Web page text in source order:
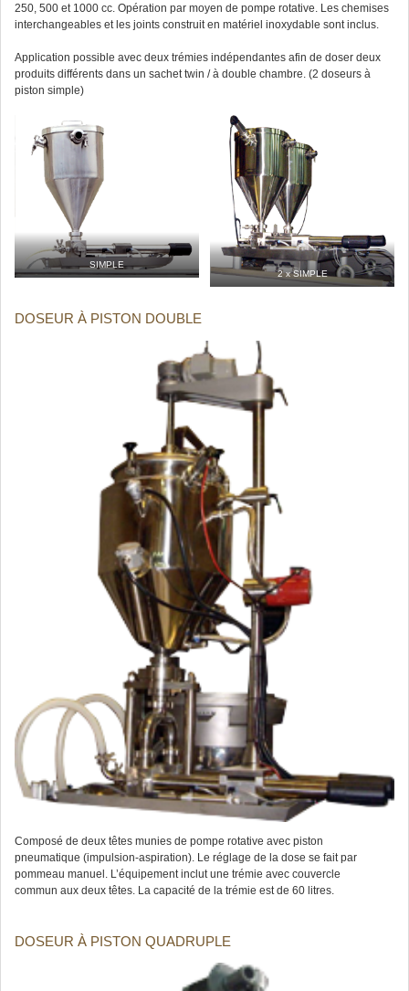
250, 500 et 1000 cc. Opération par moyen de pompe rotative. Les chemises
interchangeables et les joints construit en matériel inoxydable sont inclus.
Application possible avec deux trémies indépendantes afin de doser deux
produits différents dans un sachet twin / à double chambre. (2 doseurs à
piston simple)
SIMPLE
2 x SIMPLE
DOSEUR À PISTON DOUBLE
Composé de deux têtes munies de pompe rotative avec piston
pneumatique (impulsion-aspiration). Le réglage de la dose se fait par
pommeau manuel. L’équipement inclut une trémie avec couvercle
commun aux deux têtes. La capacité de la trémie est de 60 litres.
DOSEUR À PISTON QUADRUPLE